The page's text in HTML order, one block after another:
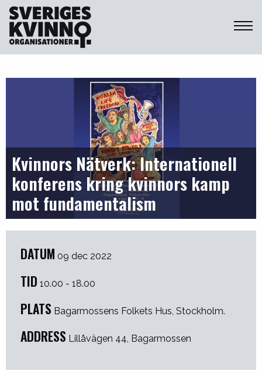
Sveriges Kvinnoorganisationer
Kvinnors Nätverk: Internationell
konferens kring kvinnors kamp
mot fundamentalism
DATUM 09 dec 2022
TID 10.00 - 18.00
PLATS Bagarmossens Folkets Hus, Stockholm.
ADDRESS Lillåvägen 44, Bagarmossen